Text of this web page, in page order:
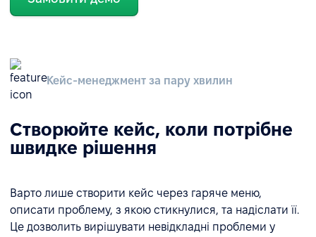
Кейс-менеджмент за пару хвилин
Створюйте кейс, коли потрібне
швидке рішення
Варто лише створити кейс через гаряче меню,
описати проблему, з якою стикнулися, та надіслати її.
Це дозволить вирішувати невідкладні проблеми у